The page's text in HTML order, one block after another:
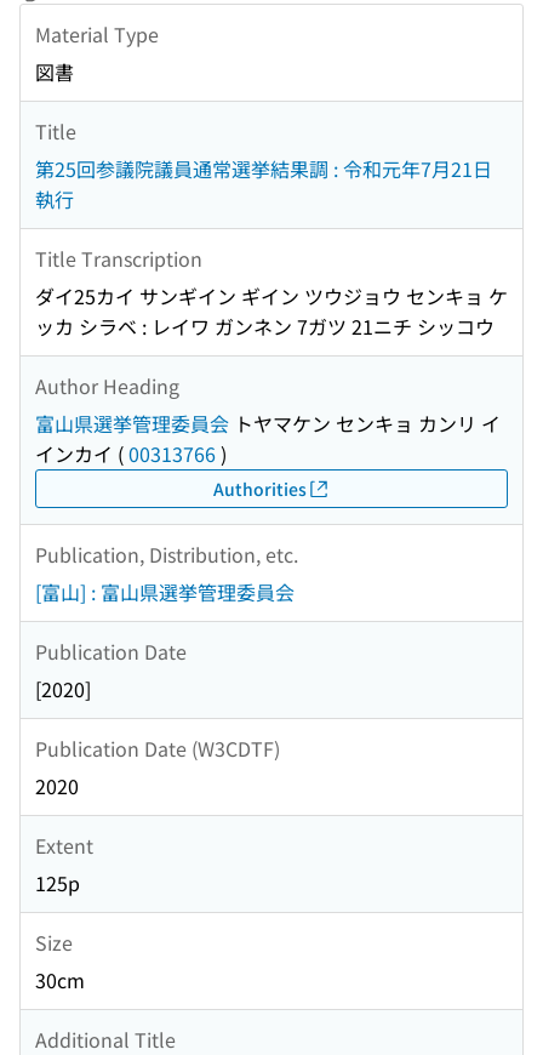
Material Type
図書
Title
第25回参議院議員通常選挙結果調 : 令和元年7月21日
執行
Title Transcription
ダイ25カイ サンギイン ギイン ツウジョウ センキョ ケ
ッカ シラベ : レイワ ガンネン 7ガツ 21ニチ シッコウ
Author Heading
富山県選挙管理委員会 トヤマケン センキョ カンリ イ
インカイ (00313766)
Authorities
Publication, Distribution, etc.
[富山] : 富山県選挙管理委員会
Publication Date
[2020]
Publication Date (W3CDTF)
2020
Extent
125p
Size
30cm
Additional Title